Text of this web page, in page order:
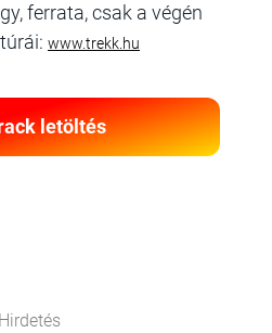
ferrata, csak a végén
www.trekk.hu
letöltés
Hirdetés